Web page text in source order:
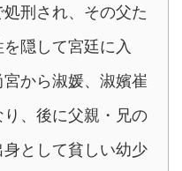
刑され、その父た
隠して宮廷に入
から淑媛、淑嬪崔
、後に父親・兄の
として貧しい幼少